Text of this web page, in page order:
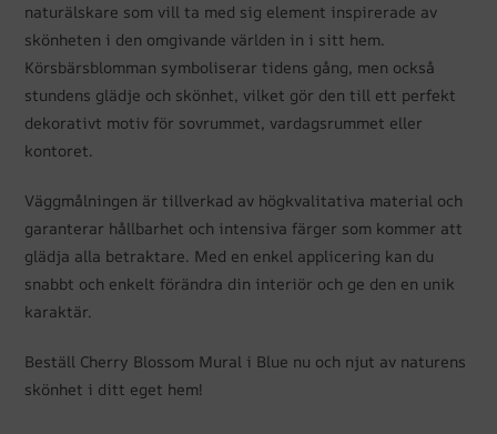
naturälskare som vill ta med sig element inspirerade av
skönheten i den omgivande världen in i sitt hem.
Körsbärsblomman symboliserar tidens gång, men också
stundens glädje och skönhet, vilket gör den till ett perfekt
dekorativt motiv för sovrummet, vardagsrummet eller
kontoret.
Väggmålningen är tillverkad av högkvalitativa material och
garanterar hållbarhet och intensiva färger som kommer att
glädja alla betraktare. Med en enkel applicering kan du
snabbt och enkelt förändra din interiör och ge den en unik
karaktär.
Beställ Cherry Blossom Mural i Blue nu och njut av naturens
skönhet i ditt eget hem!